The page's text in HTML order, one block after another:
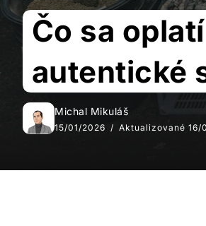
Čo sa
autentické
Michal Mikuláš
15/01/2026 Aktualizované 16/